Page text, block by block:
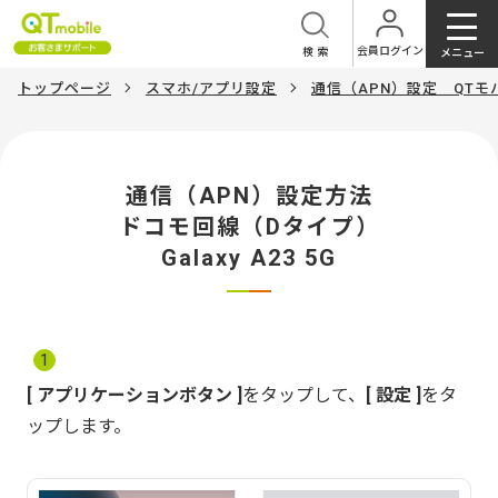
会員ログイン
検索 メニュー
トップページ スマホ/アプリ設定 通信（APN）設定 QTモ
通信（APN）設定方法
ドコモ回線（Dタイプ）
Galaxy A23 5G
1
アプリケーションボタン をタップして、 設定 をタ
ップします。